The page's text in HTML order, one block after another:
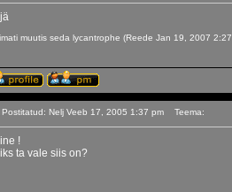
muutis seda lycantrophe (Reede Jan 19, 2007
Postitatud: Nelj Veeb 17, 2005 1:37 pm Teema:
!
ta vale siis on?